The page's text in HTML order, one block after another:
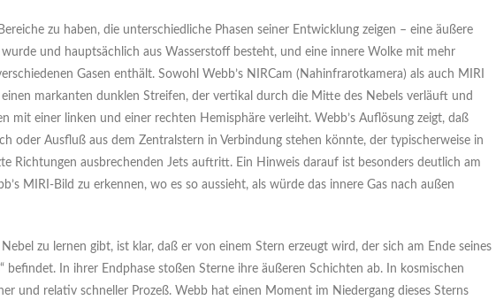
zu haben, die unterschiedliche Phasen seiner Entwicklung zeigen – eine äußere
wurde und hauptsächlich aus Wasserstoff besteht, und eine innere Wolke mit mehr
Gasen enthält. Sowohl Webb’s NIRCam (Nahinfrarotkamera) als auch MIRI
markanten dunklen Streifen, der vertikal durch die Mitte des Nebels verläuft und
mit einer linken und einer rechten Hemisphäre verleiht. Webb’s Auflösung zeigt, daß
oder Ausfluß aus dem Zentralstern in Verbindung stehen könnte, der typischerweise in
Richtungen ausbrechenden Jets auftritt. Ein Hinweis darauf ist besonders deutlich am
MIRI-Bild zu erkennen, wo es so aussieht, als würde das innere Gas nach außen
zu lernen gibt, ist klar, daß er von einem Stern erzeugt wird, der sich am Ende seines
befindet. In ihrer Endphase stoßen Sterne ihre äußeren Schichten ab. In kosmischen
und relativ schneller Prozeß. Webb hat einen Moment im Niedergang dieses Sterns